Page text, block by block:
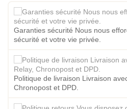
Garanties sécurité Nous nous
sécurité et votre vie privée.
Politique de livraison Livraison
Chronopost et DPD.